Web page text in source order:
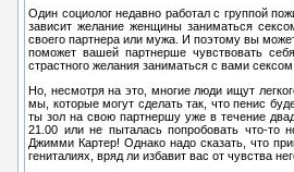
Один социолог недавно работал с группой
зависит желание женщины заниматься
своего партнера или мужа. И поэтому вы
поможет вашей партнерше чувствовать
страстного желания заниматься с вами
Но, несмотря на это, многие люди ищут
мы, которые могут сделать так, что пенис
ты зол на свою партнершу уже в течение
21.00 или не пыталась попробовать что-
Джимми Картер! Однако надо сказать, что
гениталиях, вряд ли избавит вас от чувства